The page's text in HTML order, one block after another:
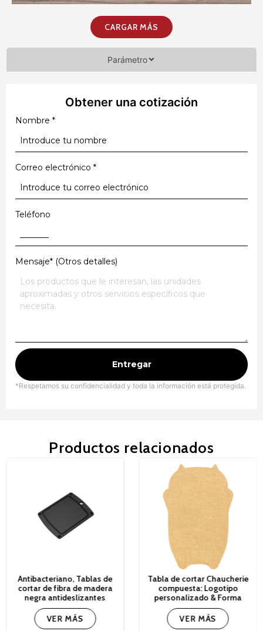
Parámetro
CARGAR MÁS
Obtener una cotización
Nombre *
Correo electrónico *
Teléfono
Mensaje* (Otros detalles)
Entregar
*Respetamos su confidencialidad y toda la información está protegida.
Productos relacionados
Antibacteriano, Tablas de
cortar de fibra de madera
negra antideslizantes
VER MÁS
Tabla de cortar Chaucherie
compuesta: Logotipo
personalizado & Forma
VER MÁS